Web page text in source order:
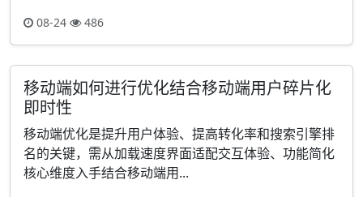
08-24 486
移动端如何进行优化结合移动端用户碎片化
即时性
移动端优化是提升用户体验、提高转化率和搜索引擎排
名的关键，需从加载速度界面适配交互体验、功能简化
核心维度入手结合移动端用...